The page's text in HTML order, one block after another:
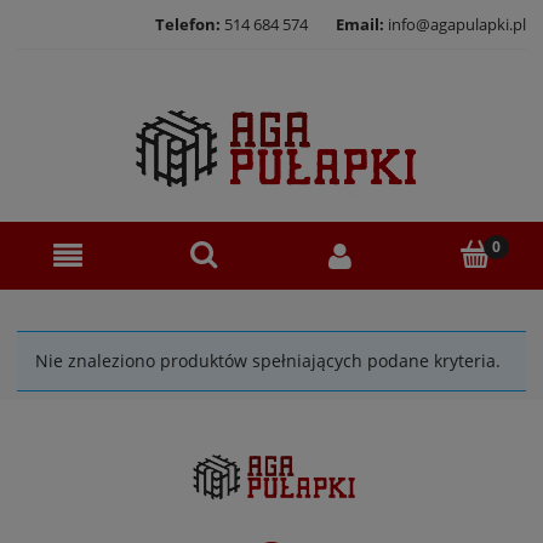
Telefon: 514 684 574 Email: info@agapulapki.pl
Nie znaleziono produktów spełniających podane kryteria.